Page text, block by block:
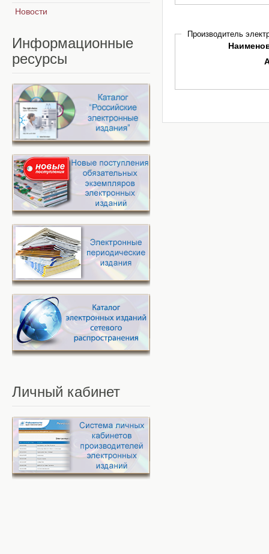
Производитель
Новости
Информационные
ресурсы
Личный кабинет